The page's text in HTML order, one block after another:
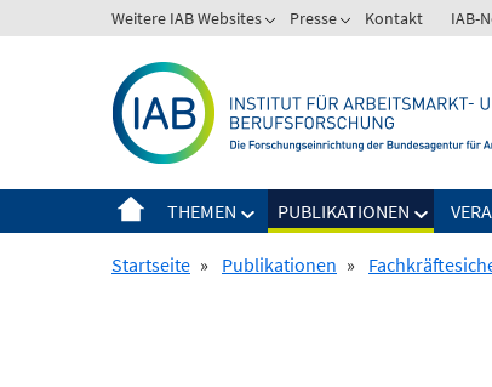
zum
Weitere IAB Websites Presse Kontakt IAB-
THEMEN PUBLIKATIONEN
Startseite » Publikationen »